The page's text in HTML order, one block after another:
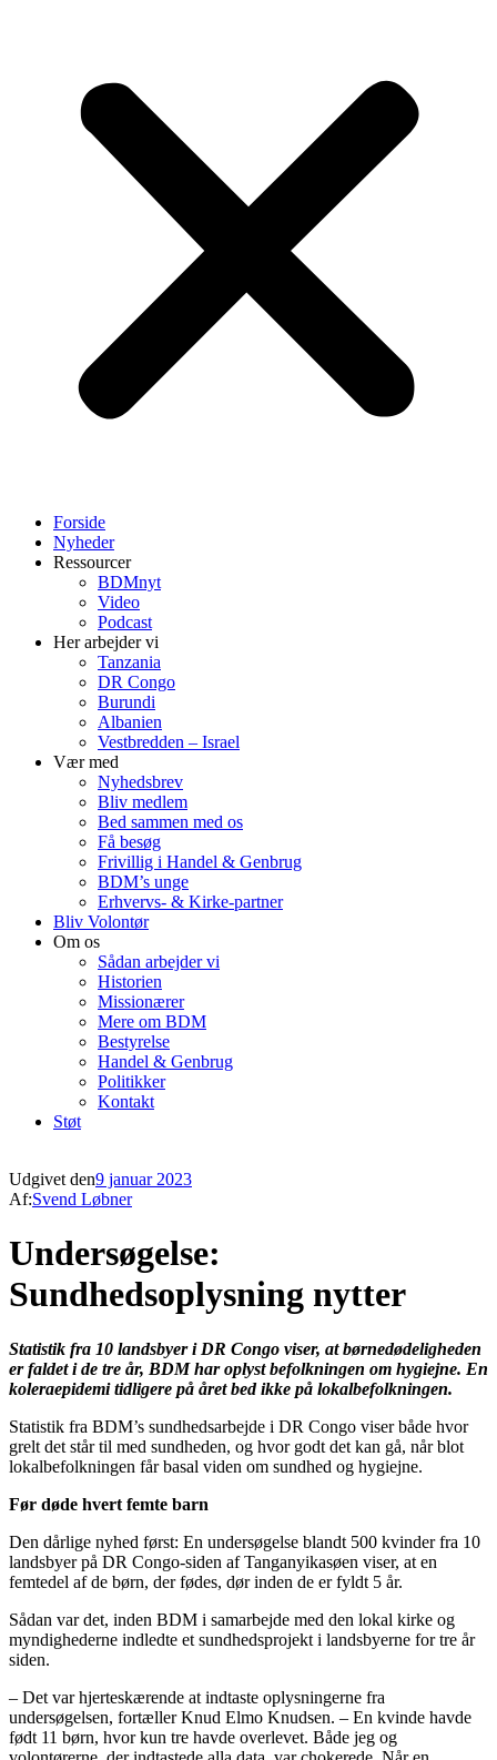
Forside
Nyheder
Ressourcer
BDMnyt
Video
Podcast
Her arbejder vi
Tanzania
DR Congo
Burundi
Albanien
Vestbredden – Israel
Vær med
Nyhedsbrev
Bliv medlem
Bed sammen med os
Få besøg
Frivillig i Handel & Genbrug
BDM’s unge
Erhvervs- & Kirke-partner
Bliv Volontør
Om os
Sådan arbejder vi
Historien
Missionærer
Mere om BDM
Bestyrelse
Handel & Genbrug
Politikker
Kontakt
Støt
Udgivet den9 januar 2023
Af:Svend Løbner
Undersøgelse:
Sundhedsoplysning nytter
Statistik fra 10 landsbyer i DR Congo viser, at børnedødeligheden
er faldet i de tre år, BDM har oplyst befolkningen om hygiejne. En
koleraepidemi tidligere på året bed ikke på lokalbefolkningen.
Statistik fra BDM’s sundhedsarbejde i DR Congo viser både hvor
grelt det står til med sundheden, og hvor godt det kan gå, når blot
lokalbefolkningen får basal viden om sundhed og hygiejne.
Før døde hvert femte barn
Den dårlige nyhed først: En undersøgelse blandt 500 kvinder fra 10
landsbyer på DR Congo-siden af Tanganyikasøen viser, at en
femtedel af de børn, der fødes, dør inden de er fyldt 5 år.
Sådan var det, inden BDM i samarbejde med den lokal kirke og
myndighederne indledte et sundhedsprojekt i landsbyerne for tre år
siden.
– Det var hjerteskærende at indtaste oplysningerne fra
undersøgelsen, fortæller Knud Elmo Knudsen. – En kvinde havde
født 11 børn, hvor kun tre havde overlevet. Både jeg og